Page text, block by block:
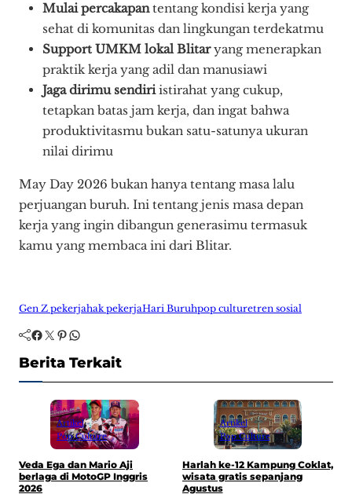
Mulai percakapantentang kondisi kerja yang
sehat di komunitas dan lingkungan terdekatmu
Support UMKM lokal Blitaryang menerapkan
praktik kerja yang adil dan manusiawi
Jaga dirimu sendiriistirahat yang cukup,
tetapkan batas jam kerja, dan ingat bahwa
produktivitasmu bukan satu-satunya ukuran
nilai dirimu
May Day 2026 bukan hanya tentang masa lalu
perjuangan buruh. Ini tentang jenis masa depan
kerja yang ingin dibangun generasimu termasuk
kamu yang membaca ini dari Blitar.
Gen Z pekerjahak pekerjaHari Buruhpop culturetren sosial
Facebook Twitter Pinterest WhatsApp
Berita Terkait
Artikel
Pop Culture
Veda Ega dan Mario Aji
berlaga di MotoGP Inggris
2026
Artikel
Pop Culture
Harlah ke-12 Kampung Coklat,
wisata gratis sepanjang
Agustus